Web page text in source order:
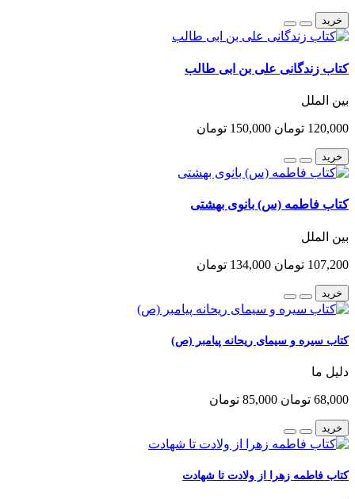
خرید
کتاب زندگانی علی بن ابی طالب
بین الملل
120,000 تومان 150,000 تومان
خرید
کتاب فاطمه (س) بانوی بهشتی
بین الملل
107,200 تومان 134,000 تومان
خرید
کتاب سیره و سیمای ریحانه پیامبر (ص)
دلیل ما
68,000 تومان 85,000 تومان
خرید
کتاب فاطمه زهرا از ولادت تا شهادت